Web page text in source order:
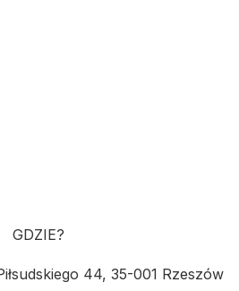
GDZIE?
44, 35-001 Rzeszów